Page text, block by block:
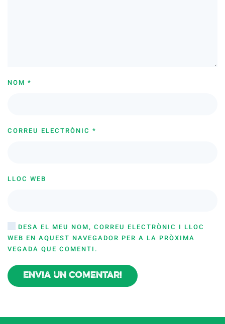
NOM *
CORREU ELECTRÒNIC *
LLOC WEB
DESA EL MEU NOM, CORREU ELECTRÒNIC I LLOC
WEB EN AQUEST NAVEGADOR PER A LA PRÒXIMA
VEGADA QUE COMENTI.
Envia un comentari